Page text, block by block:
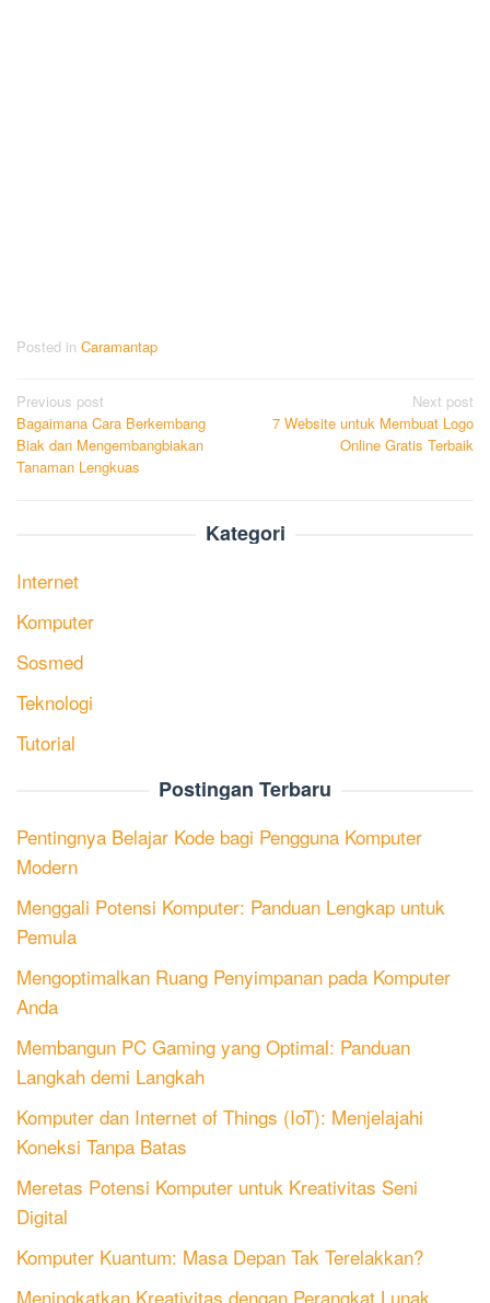
Posted in Caramantap
Post
navigation
Previous post
Bagaimana Cara Berkembang
Biak dan Mengembangbiakan
Tanaman Lengkuas
Next post
7 Website untuk Membuat Logo
Online Gratis Terbaik
Kategori
Internet
Komputer
Sosmed
Teknologi
Tutorial
Postingan Terbaru
Pentingnya Belajar Kode bagi Pengguna Komputer
Modern
Menggali Potensi Komputer: Panduan Lengkap untuk
Pemula
Mengoptimalkan Ruang Penyimpanan pada Komputer
Anda
Membangun PC Gaming yang Optimal: Panduan
Langkah demi Langkah
Komputer dan Internet of Things (IoT): Menjelajahi
Koneksi Tanpa Batas
Meretas Potensi Komputer untuk Kreativitas Seni
Digital
Komputer Kuantum: Masa Depan Tak Terelakkan?
Meningkatkan Kreativitas dengan Perangkat Lunak